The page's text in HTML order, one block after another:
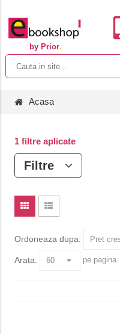
by Prior.
Acasa
1 filtre aplicate
Filtre
Ordoneaza dupa:
Arata: pe pagina